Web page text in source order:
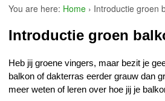
You are here: Home › Introductie groen
Introductie groen
Heb jij groene vingers, maar bezit je
balkon of dakterras eerder grauw dan
meer weten of leren over hoe jij je